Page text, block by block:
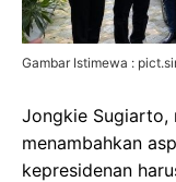
Gambar Istimewa :
Jongkie Sugiarto,
menambahkan
kepresidenan